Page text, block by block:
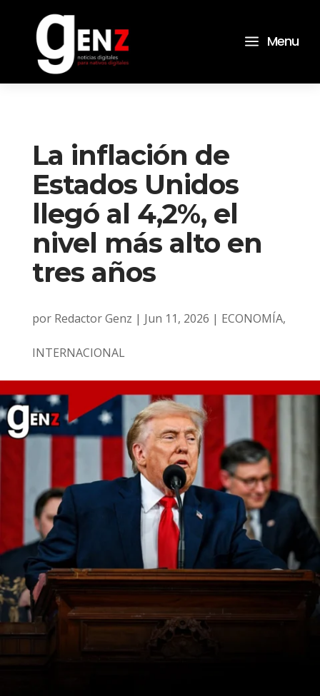
a Menu
La inflación de
Estados Unidos
llegó al 4,2%, el
nivel más alto en
tres años
por Redactor Genz | Jun 11, 2026 | ECONOMÍA,
INTERNACIONAL